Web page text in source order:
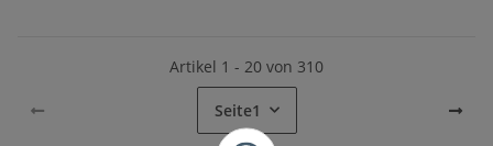
Artikel 1 - 20 von 310
Seite1